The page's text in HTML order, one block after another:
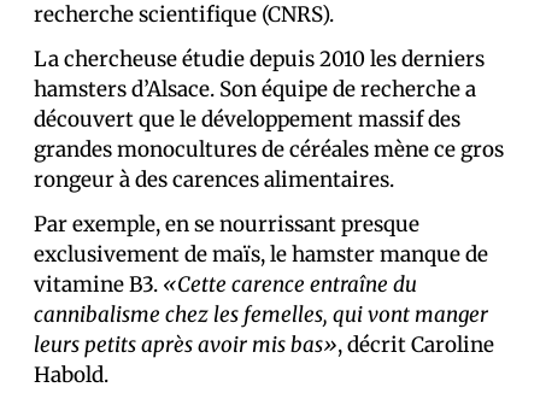
recherche scientifique (CNRS).
La chercheuse étudie depuis 2010 les derniers
hamsters d’Alsace. Son équipe de recherche a
découvert que le développement massif des
grandes monocultures de céréales mène ce gros
rongeur à des carences alimentaires.
Par exemple, en se nourrissant presque
exclusivement de maïs, le hamster manque de
vitamine B3. «Cette carence entraîne du
cannibalisme chez les femelles, qui vont manger
leurs petits après avoir mis bas», décrit Caroline
Habold.